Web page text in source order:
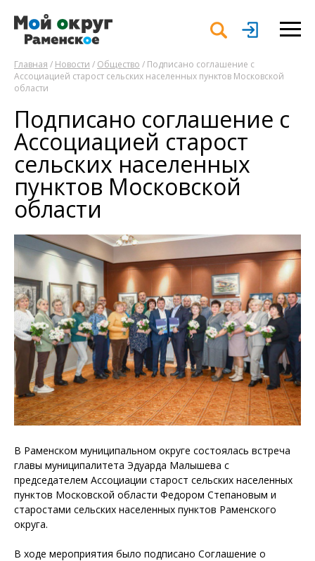
Главная / Новости / Общество / Подписано соглашение с
Ассоциацией старост сельских населенных пунктов Московской
области
Подписано соглашение с
Ассоциацией старост
сельских населенных
пунктов Московской
области
В Раменском муниципальном округе состоялась встреча
главы муниципалитета Эдуарда Малышева с
председателем Ассоциации старост сельских населенных
пунктов Московской области Федором Степановым и
старостами сельских населенных пунктов Раменского
округа.
В ходе мероприятия было подписано Соглашение о